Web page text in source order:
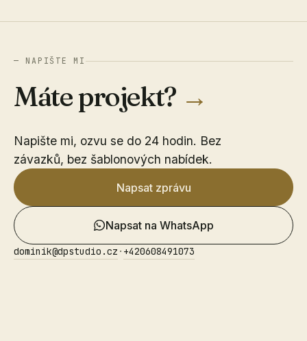
— NAPIŠTE MI
Máte projekt? →
Napište mi, ozvu se do 24 hodin. Bez
závazků, bez šablonových nabídek.
Napsat zprávu
Napsat na WhatsApp
dominik@dpstudio.cz · +420608491073